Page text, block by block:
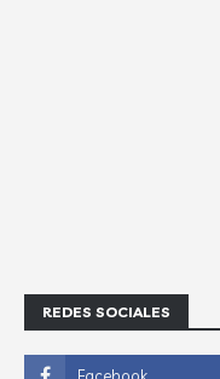
REDES SOCIALES